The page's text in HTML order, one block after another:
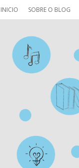
INICIO SOBRE O BLOG